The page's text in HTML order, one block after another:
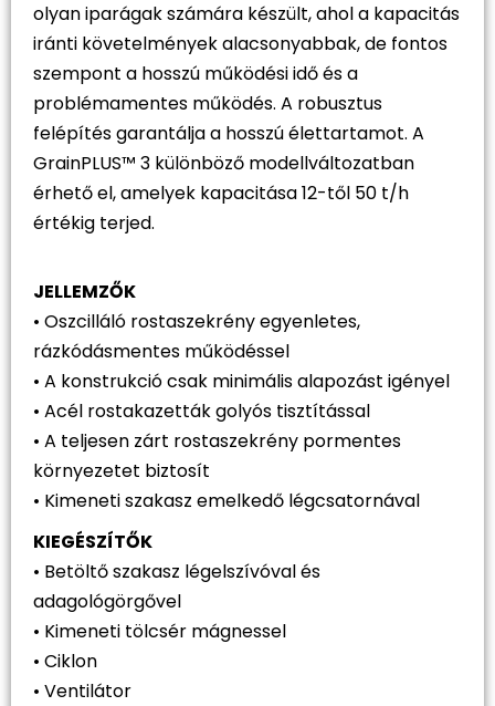
olyan iparágak számára készült, ahol a kapacitás
iránti követelmények alacsonyabbak, de fontos
szempont a hosszú működési idő és a
problémamentes működés. A robusztus
felépítés garantálja a hosszú élettartamot. A
GrainPLUS™ 3 különböző modellváltozatban
érhető el, amelyek kapacitása 12-től 50 t/h
értékig terjed.
JELLEMZŐK
• Oszcilláló rostaszekrény egyenletes,
rázkódásmentes működéssel
• A konstrukció csak minimális alapozást igényel
• Acél rostakazetták golyós tisztítással
• A teljesen zárt rostaszekrény pormentes
környezetet biztosít
• Kimeneti szakasz emelkedő légcsatornával
KIEGÉSZÍTŐK
• Betöltő szakasz légelszívóval és
adagológörgővel
• Kimeneti tölcsér mágnessel
• Ciklon
• Ventilátor